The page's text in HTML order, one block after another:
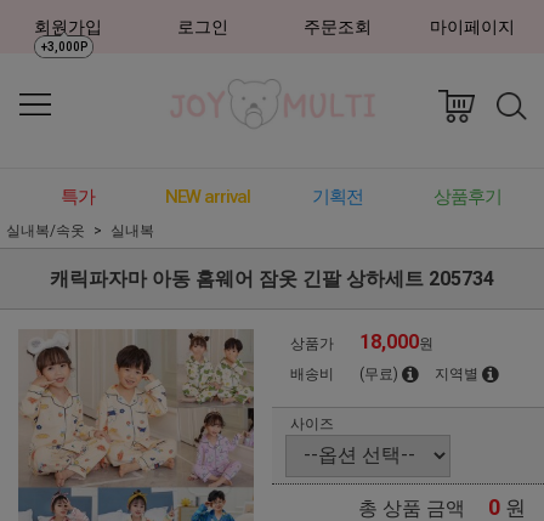
회원가입
+3,000P
로그인 주문조회 마이페이지
특가 NEW arrival 기획전 상품후기
실내복/속옷 실내복
캐릭파자마 아동 홈웨어 잠옷 긴팔 상하세트 205734
상품가 18,000원
배송비
(무료) 지역별
사이즈
총 상품 금액 0 원